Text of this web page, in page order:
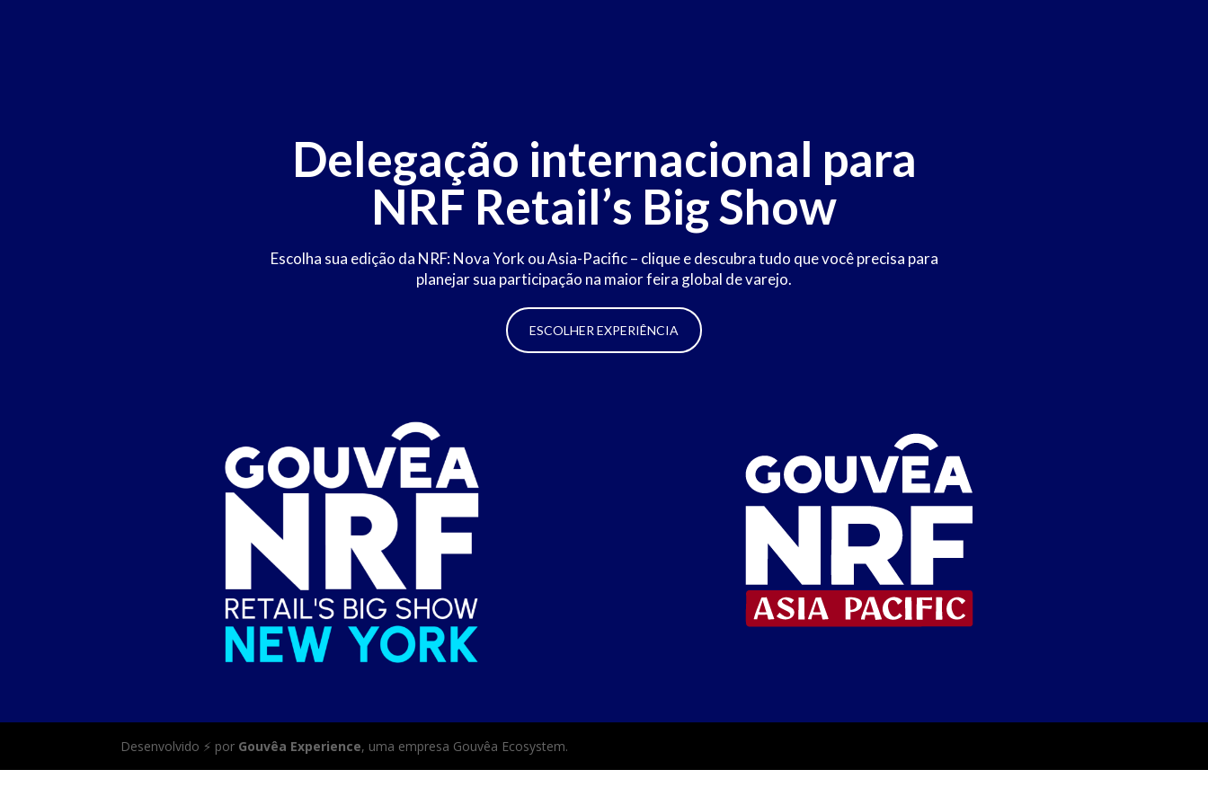
Delegação internacional para
NRF Retail’s Big Show
Escolha sua edição da NRF: Nova York ou Asia-Pacific – clique e descubra tudo que você precisa para
planejar sua participação na maior feira global de varejo.
ESCOLHER EXPERIÊNCIA
Desenvolvido ⚡ por Gouvêa Experience, uma empresa Gouvêa Ecosystem.